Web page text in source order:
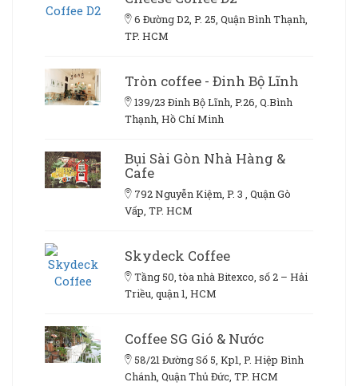
6 Đường D2, P. 25, Quận Bình Thạnh,
TP. HCM
Tròn coffee - Đinh Bộ Lĩnh
139/23 Đinh Bộ Lĩnh, P.26, Q.Bình
Thạnh, Hồ Chí Minh
Bụi Sài Gòn Nhà Hàng &
Cafe
792 Nguyễn Kiệm, P. 3 , Quận Gò
Vấp, TP. HCM
Skydeck Coffee
Tầng 50, tòa nhà Bitexco, số 2 – Hải
Triều, quận 1, HCM
Coffee SG Gió & Nước
58/21 Đường Số 5, Kp1, P. Hiệp Bình
Chánh, Quận Thủ Đức, TP. HCM